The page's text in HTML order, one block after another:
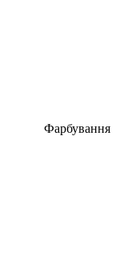
Фарбування